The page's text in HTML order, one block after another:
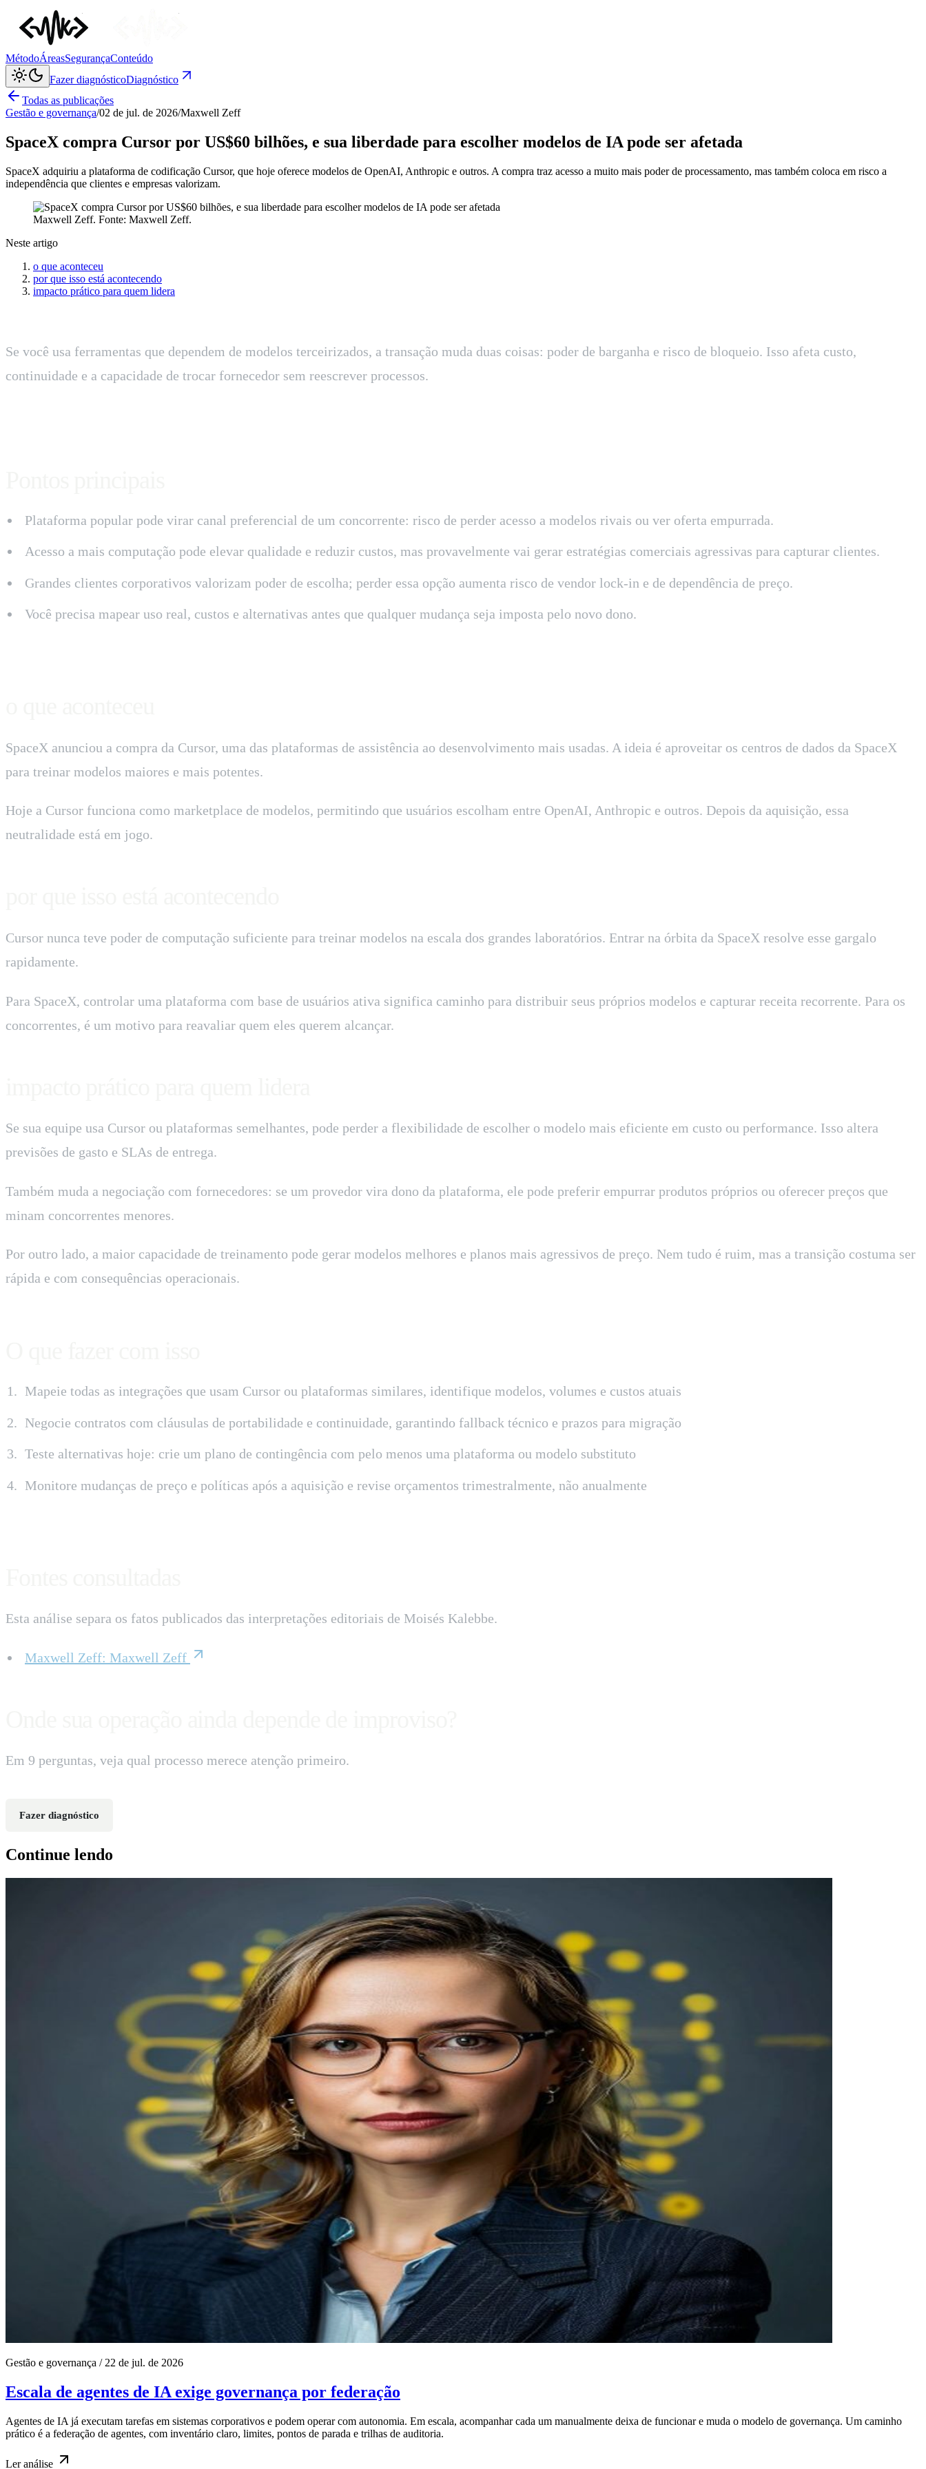
MétodoÁreasSegurançaConteúdo
Fazer diagnósticoDiagnóstico
Todas as publicações
Gestão e governança/02 de jul. de 2026/Maxwell Zeff
SpaceX compra Cursor por US$60 bilhões, e sua liberdade para escolher modelos de IA pode ser afetada
SpaceX adquiriu a plataforma de codificação Cursor, que hoje oferece modelos de OpenAI, Anthropic e outros. A compra traz acesso a muito mais poder de processamento, mas também coloca em risco a
independência que clientes e empresas valorizam.
Maxwell Zeff. Fonte: Maxwell Zeff.
Neste artigo
o que aconteceu
por que isso está acontecendo
impacto prático para quem lidera
Se você usa ferramentas que dependem de modelos terceirizados, a transação muda duas coisas: poder de barganha e risco de bloqueio. Isso afeta custo,
continuidade e a capacidade de trocar fornecedor sem reescrever processos.
Plataforma popular pode virar canal preferencial de um concorrente: risco de perder acesso a modelos rivais ou ver oferta empurrada.
Acesso a mais computação pode elevar qualidade e reduzir custos, mas provavelmente vai gerar estratégias comerciais agressivas para capturar clientes.
Grandes clientes corporativos valorizam poder de escolha; perder essa opção aumenta risco de vendor lock-in e de dependência de preço.
Você precisa mapear uso real, custos e alternativas antes que qualquer mudança seja imposta pelo novo dono.
SpaceX anunciou a compra da Cursor, uma das plataformas de assistência ao desenvolvimento mais usadas. A ideia é aproveitar os centros de dados da SpaceX
para treinar modelos maiores e mais potentes.
Hoje a Cursor funciona como marketplace de modelos, permitindo que usuários escolham entre OpenAI, Anthropic e outros. Depois da aquisição, essa
neutralidade está em jogo.
Cursor nunca teve poder de computação suficiente para treinar modelos na escala dos grandes laboratórios. Entrar na órbita da SpaceX resolve esse gargalo
rapidamente.
Para SpaceX, controlar uma plataforma com base de usuários ativa significa caminho para distribuir seus próprios modelos e capturar receita recorrente. Para os
concorrentes, é um motivo para reavaliar quem eles querem alcançar.
Se sua equipe usa Cursor ou plataformas semelhantes, pode perder a flexibilidade de escolher o modelo mais eficiente em custo ou performance. Isso altera
previsões de gasto e SLAs de entrega.
Também muda a negociação com fornecedores: se um provedor vira dono da plataforma, ele pode preferir empurrar produtos próprios ou oferecer preços que
minam concorrentes menores.
Por outro lado, a maior capacidade de treinamento pode gerar modelos melhores e planos mais agressivos de preço. Nem tudo é ruim, mas a transição costuma ser
rápida e com consequências operacionais.
Mapeie todas as integrações que usam Cursor ou plataformas similares, identifique modelos, volumes e custos atuais
Negocie contratos com cláusulas de portabilidade e continuidade, garantindo fallback técnico e prazos para migração
Teste alternativas hoje: crie um plano de contingência com pelo menos uma plataforma ou modelo substituto
Monitore mudanças de preço e políticas após a aquisição e revise orçamentos trimestralmente, não anualmente
Esta análise separa os fatos publicados das interpretações editoriais de Moisés Kalebbe.
Maxwell Zeff: Maxwell Zeff
Em 9 perguntas, veja qual processo merece atenção primeiro.
Fazer diagnóstico
Continue lendo
Gestão e governança / 22 de jul. de 2026
Escala de agentes de IA exige governança por federação
Agentes de IA já executam tarefas em sistemas corporativos e podem operar com autonomia. Em escala, acompanhar cada um manualmente deixa de funcionar e muda o modelo de governança. Um caminho
prático é a federação de agentes, com inventário claro, limites, pontos de parada e trilhas de auditoria.
Leranálise